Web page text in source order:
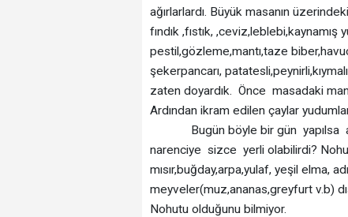
ağırlarlardı. Büyük masanın
fındık ,fıstık,
pestil,gözleme,mantı,taze
şekerpancarı,
zaten doyardık. Önce masadaki
Ardından ikram edilen çaylar
Bugün böyle bir gün yapılsa
narenciye sizce yerli olabilirdi?
mısır,buğday,arpa,yulaf, yeşil elma,
meyveler(muz,ananas,greyfurt v.b)
Nohutu olduğunu bilmiyor.